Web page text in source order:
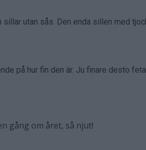
sillar utan sås. Den enda sillen med
på hur fin den är. Ju finare desto
gång om året, så njut!